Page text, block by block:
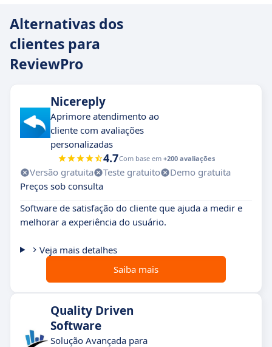
Alternativas dos
clientes para
ReviewPro
Nicereply
Aprimore atendimento ao
cliente com avaliações
personalizadas
4.7Com base em +200 avaliações
Versão gratuita Teste gratuito
Demo gratuita
Preços sob consulta
Software de satisfação do cliente que ajuda a medir e
melhorar a experiência do usuário.
Veja mais detalhes
Saiba mais
Quality Driven
Software
Solução Avançada para